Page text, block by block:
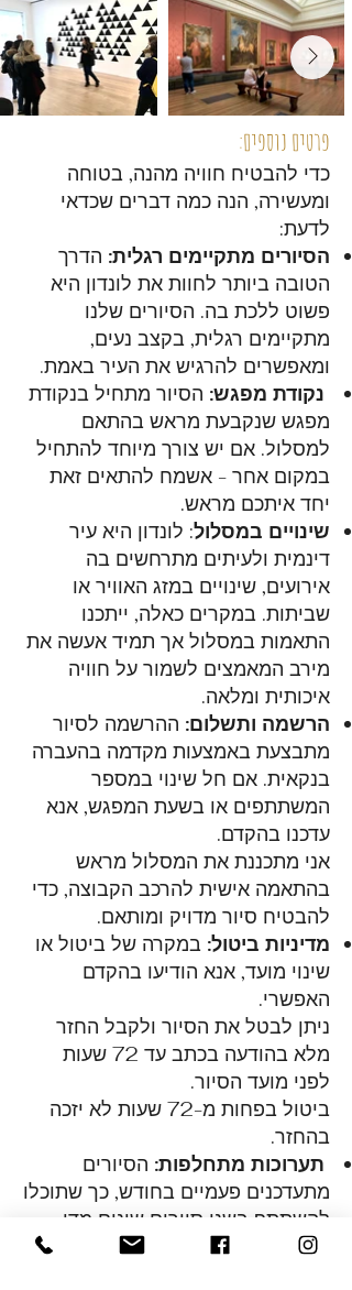
פרטים נוספים:
כדי להבטיח חוויה מהנה, בטוחה
ומעשירה, הנה כמה דברים שכדאי
לדעת:
הסיורים מתקיימים רגלית: הדרך
הטובה ביותר לחוות את לונדון היא
פשוט ללכת בה. הסיורים שלנו
מתקיימים רגלית, בקצב נעים,
ומאפשרים להרגיש את העיר באמת.
נקודת מפגש: הסיור מתחיל בנקודת
מפגש שנקבעת מראש בהתאם
למסלול. אם יש צורך מיוחד להתחיל
במקום אחר - אשמח להתאים זאת
יחד איתכם מראש.
שינויים במסלול: לונדון היא עיר
דינמית ולעיתים מתרחשים בה
אירועים, שינויים במזג האוויר או
שביתות. במקרים כאלה, ייתכנו
התאמות במסלול אך תמיד אעשה את
מירב המאמצים לשמור על חוויה
איכותית ומלאה.
הרשמה ותשלום: ההרשמה לסיור
מתבצעת באמצעות מקדמה בהעברה
בנקאית. אם חל שינוי במספר
המשתתפים או בשעת המפגש, אנא
עדכנו בהקדם.
אני מתכננת את המסלול מראש
בהתאמה אישית להרכב הקבוצה, כדי
להבטיח סיור מדויק ומותאם.
מדיניות ביטול: במקרה של ביטול או
שינוי מועד, אנא הודיעו בהקדם
האפשרי.
ניתן לבטל את הסיור ולקבל החזר
מלא בהודעה בכתב עד 72 שעות
לפני מועד הסיור.
ביטול בפחות מ-72 שעות לא יזכה
בהחזר.
תערוכות מתחלפות: הסיורים
מתעדכנים פעמיים בחודש, כך שתוכלו
להשתתף בשני סיורים שונים מדי
חודש ולגלות תערוכות חדשות